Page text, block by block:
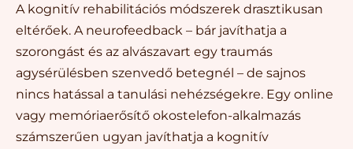
A kognitív rehabilitációs módszerek drasztikusan
eltérőek. A neurofeedback – bár javíthatja a
szorongást és az alvászavart egy traumás
agysérülésben szenvedő betegnél – de sajnos
nincs hatással a tanulási nehézségekre. Egy online
vagy memóriaerősítő okostelefon-alkalmazás
számszerűen ugyan javíthatja a kognitív